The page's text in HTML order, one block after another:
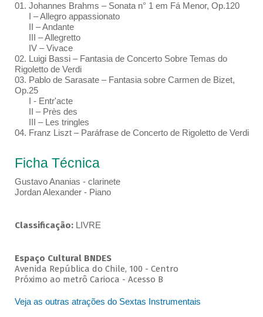
01. Johannes Brahms – Sonata n° 1 em Fá Menor, Op.120
I – Allegro appassionato
II – Andante
III – Allegretto
IV – Vivace
02. Luigi Bassi – Fantasia de Concerto Sobre Temas do
Rigoletto de Verdi
03. Pablo de Sarasate – Fantasia sobre Carmen de Bizet,
Op.25
I - Entr'acte
II – Près des
III – Les tringles
04. Franz Liszt – Paráfrase de Concerto de Rigoletto de Verdi
Ficha Técnica
Gustavo Ananias - clarinete
Jordan Alexander - Piano
Classificação: LIVRE
Espaço Cultural BNDES
Avenida República do Chile, 100 - Centro
Próximo ao metrô Carioca - Acesso B
Veja as outras atrações do Sextas Instrumentais